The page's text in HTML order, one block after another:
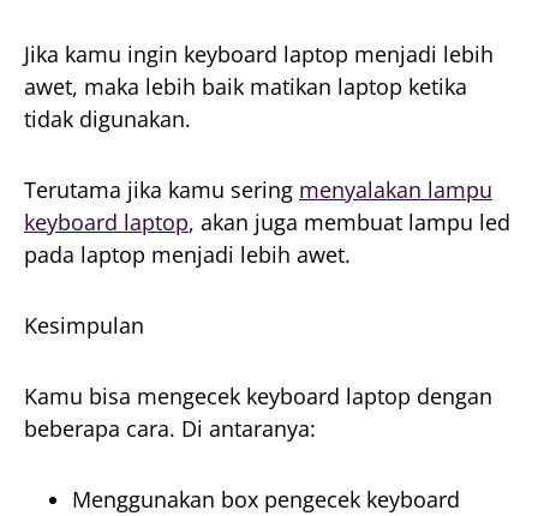
Jika kamu ingin keyboard laptop menjadi lebih
awet, maka lebih baik matikan laptop ketika
tidak digunakan.
Terutama jika kamu sering menyalakan lampu
keyboard laptop, akan juga membuat lampu led
pada laptop menjadi lebih awet.
Kesimpulan
Kamu bisa mengecek keyboard laptop dengan
beberapa cara. Di antaranya:
Menggunakan box pengecek keyboard